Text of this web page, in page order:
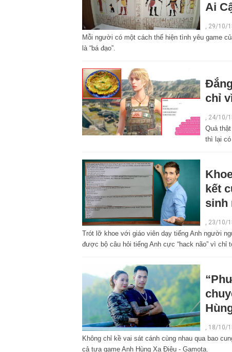
Ai
, 29/10/
Mỗi người có một cách thể hiện tình yêu game
là “bá đạo”.
chỉ
24/10/
Quả
thì lại
kết
sinh
, 23/10/
Trót lỡ khoe với giáo viên dạy tiếng Anh người
được bộ câu hỏi tiếng Anh cực “hack não” vì chỉ
, 18/10/
Không chỉ kề vai sát cánh cùng nhau qua bao
cả tựa game Anh Hùng Xạ Điêu - Gamota.